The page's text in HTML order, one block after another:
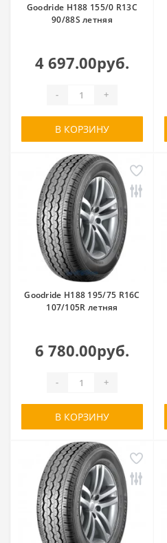
Goodride H188 155/0 R13C
90/88S летняя
4 697.00руб.
- +
В КОРЗИНУ
Goodride H188 195/75 R16C
107/105R летняя
6 780.00руб.
- +
В КОРЗИНУ